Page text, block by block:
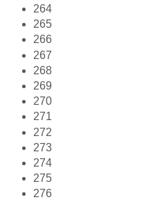
264
265
266
267
268
269
270
271
272
273
274
275
276